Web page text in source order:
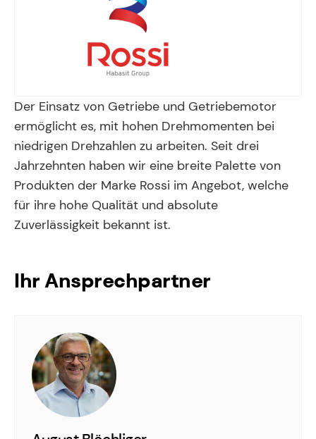
Der Einsatz von Getriebe und Getriebemotor
ermöglicht es, mit hohen Drehmomenten bei
niedrigen Drehzahlen zu arbeiten. Seit drei
Jahrzehnten haben wir eine breite Palette von
Produkten der Marke Rossi im Angebot, welche
für ihre hohe Qualität und absolute
Zuverlässigkeit bekannt ist.
Ihr Ansprechpartner